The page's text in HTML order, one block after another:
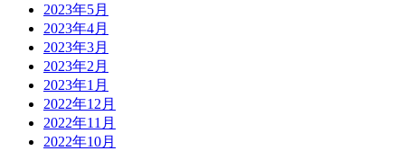
2023年5月
2023年4月
2023年3月
2023年2月
2023年1月
2022年12月
2022年11月
2022年10月